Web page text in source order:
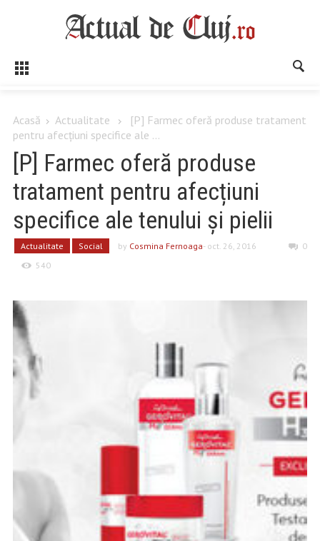
Acasă Actualitate
[P] Farmec oferă produse tratament
pentru afecțiuni specifice ale ...
[P] Farmec oferă produse
tratament pentru afecțiuni
specifice ale tenului și pielii
Actualitate Social by Cosmina Fernoaga- oct. 26, 2016
0
540